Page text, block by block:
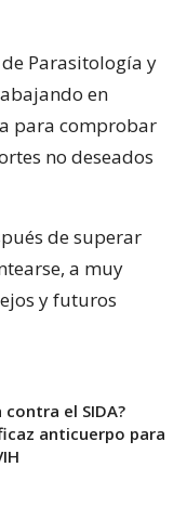
Parasitología y
en
para comprobar
no deseados
de superar
a muy
y futuros
contra el SIDA?
anticuerpo para